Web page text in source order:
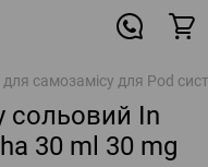
самозамісу для Pod
сольовий In
30 ml 30 mg